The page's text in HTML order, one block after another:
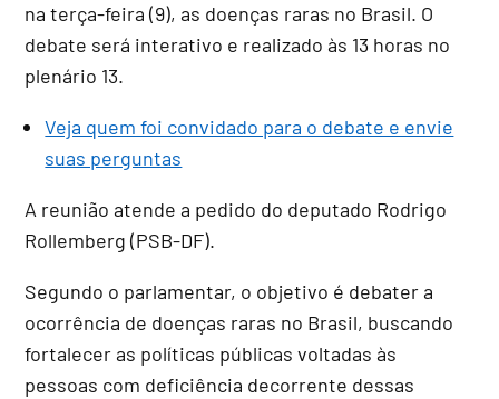
na terça-feira (9), as doenças raras no Brasil. O
debate será interativo e realizado às 13 horas no
plenário 13.
Veja quem foi convidado para o debate e envie
suas perguntas
A reunião atende a pedido do deputado Rodrigo
Rollemberg (PSB-DF).
Segundo o parlamentar, o objetivo é debater a
ocorrência de doenças raras no Brasil, buscando
fortalecer as políticas públicas voltadas às
pessoas com deficiência decorrente dessas